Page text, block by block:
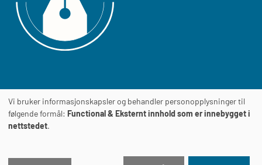
JournalensTILGJENGELIGHETSERKLÆRING
Vi bruker informasjonskapsler og behandler personopplysninger til
følgende formål: Functional & Eksternt innhold som er innebygget i
nettstedet.